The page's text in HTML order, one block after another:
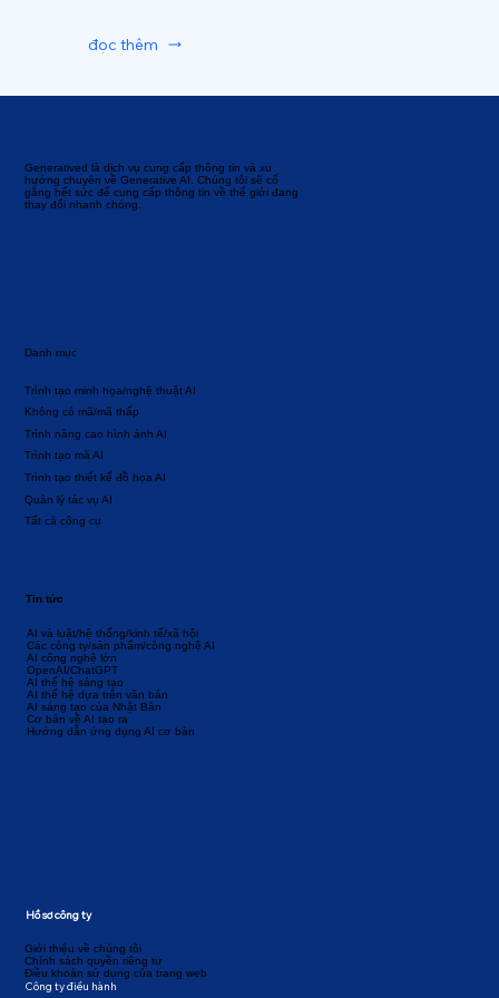
Generatived là dịch vụ cung cấp thông tin và xu
hướng chuyên về Generative AI. Chúng tôi sẽ cố
gắng hết sức để cung cấp thông tin về thế giới đang
thay đổi nhanh chóng.
Danh mục
Tất cả công cụ
Quản lý tác vụ AI
Trình tạo thiết kế đồ họa AI
Không có mã/mã thấp
Trình tạo mã AI
Trình nâng cao hình ảnh AI
Trình tạo minh họa/nghệ thuật AI
AI và luật/hệ thống/kinh tế/xã hội
Các công ty/sản phẩm/công nghệ AI
AI công nghệ lớn
OpenAI/ChatGPT
AI thế hệ sáng tạo
AI thế hệ dựa trên văn bản
AI sáng tạo của Nhật Bản
Cơ bản về AI tạo ra
Hướng dẫn ứng dụng AI cơ bản
Tin tức
Giới thiệu về chúng tôi
Chính sách quyền riêng tư
Điều khoản sử dụng của trang web
Công ty điều hành
Hồ sơ công ty
đọc thêm